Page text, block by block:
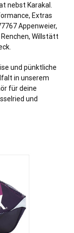
nebst Karakal.
Extras
Appenweier,
Willstätt
und pünktliche
in unserem
für deine
und